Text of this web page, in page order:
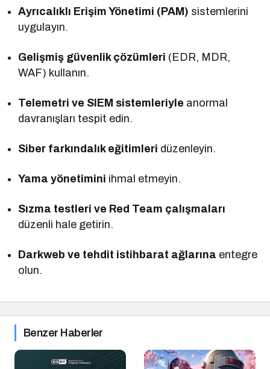
Ayrıcalıklı Erişim Yönetimi (PAM) sistemlerini
uygulayın.
Gelişmiş güvenlik çözümleri (EDR, MDR,
WAF) kullanın.
Telemetri ve SIEM sistemleriyle anormal
davranışları tespit edin.
Siber farkındalık eğitimleri düzenleyin.
Yama yönetimini ihmal etmeyin.
Sızma testleri ve Red Team çalışmaları
düzenli hale getirin.
Darkweb ve tehdit istihbarat ağlarına entegre
olun.
Benzer Haberler